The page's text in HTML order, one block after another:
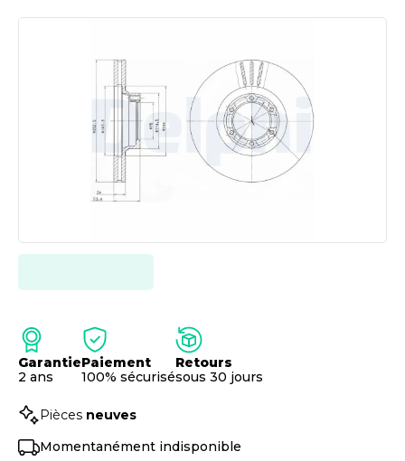
Garantie
2 ans
Paiement
100% sécurisé
Retours
sous 30 jours
Pièces neuves
Momentanément indisponible